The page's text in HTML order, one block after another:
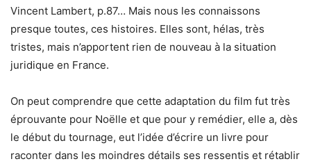
Vincent Lambert, p.87… Mais nous les connaissons
presque toutes, ces histoires. Elles sont, hélas, très
tristes, mais n’apportent rien de nouveau à la situation
juridique en France.
On peut comprendre que cette adaptation du film fut très
éprouvante pour Noëlle et que pour y remédier, elle a, dès
le début du tournage, eut l’idée d’écrire un livre pour
raconter dans les moindres détails ses ressentis et rétablir